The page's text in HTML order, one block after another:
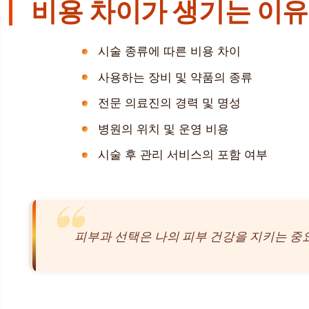
비용 차이가 생기는 이유
시술 종류에 따른 비용 차이
사용하는 장비 및 약품의 종류
전문 의료진의 경력 및 명성
병원의 위치 및 운영 비용
시술 후 관리 서비스의 포함 여부
피부과 선택은 나의 피부 건강을 지키는 중